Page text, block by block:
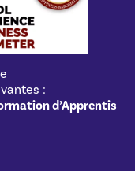
:
d’Apprentis